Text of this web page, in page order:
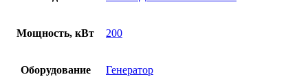
Мощность, кВт 200
Оборудование Генератор